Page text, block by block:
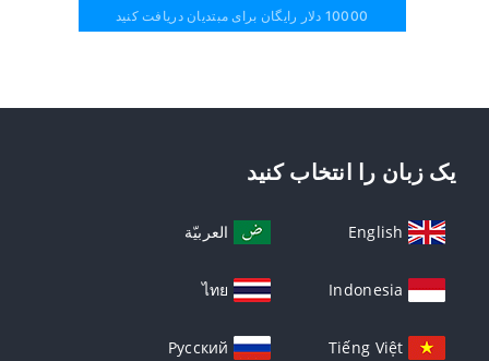
10000 دلار رایگان برای مبتدیان دریافت کنید
یک زبان را انتخاب کنید
English العربيّة
Indonesia
ไทย
Tiếng Việt
Русский